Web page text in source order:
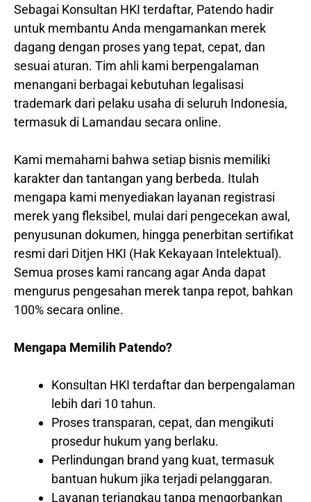
Sebagai Konsultan HKI terdaftar, Patendo hadir
untuk membantu Anda mengamankan merek
dagang dengan proses yang tepat, cepat, dan
sesuai aturan. Tim ahli kami berpengalaman
menangani berbagai kebutuhan legalisasi
trademark dari pelaku usaha di seluruh Indonesia,
termasuk di Lamandau secara online.
Kami memahami bahwa setiap bisnis memiliki
karakter dan tantangan yang berbeda. Itulah
mengapa kami menyediakan layanan registrasi
merek yang fleksibel, mulai dari pengecekan awal,
penyusunan dokumen, hingga penerbitan sertifikat
resmi dari Ditjen HKI (Hak Kekayaan Intelektual).
Semua proses kami rancang agar Anda dapat
mengurus pengesahan merek tanpa repot, bahkan
100% secara online.
Mengapa Memilih Patendo?
Konsultan HKI terdaftar dan berpengalaman
lebih dari 10 tahun.
Proses transparan, cepat, dan mengikuti
prosedur hukum yang berlaku.
Perlindungan brand yang kuat, termasuk
bantuan hukum jika terjadi pelanggaran.
Layanan terjangkau tanpa mengorbankan